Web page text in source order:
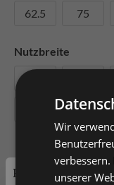
62.5
75
Nutzbreite
Wir
unserer